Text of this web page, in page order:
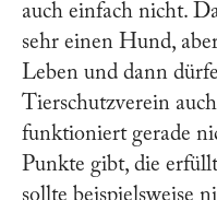
auch einfach nicht.
sehr einen Hund,
Leben und dann
Tierschutzverein
funktioniert gerade
Punkte gibt, die
sollte beispielsweise